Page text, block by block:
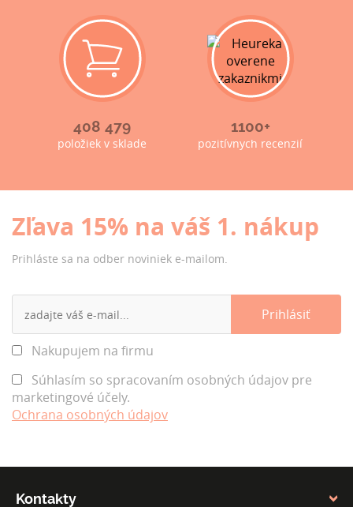
408 479
položiek v sklade
1100+
pozitívnych recenzií
Zľava 15% na váš 1. nákup
Prihláste sa na odber noviniek e-mailom.
Nakupujem na firmu
Súhlasím so spracovaním osobných údajov pre
marketingové účely.
Ochrana osobných údajov
Kontakty